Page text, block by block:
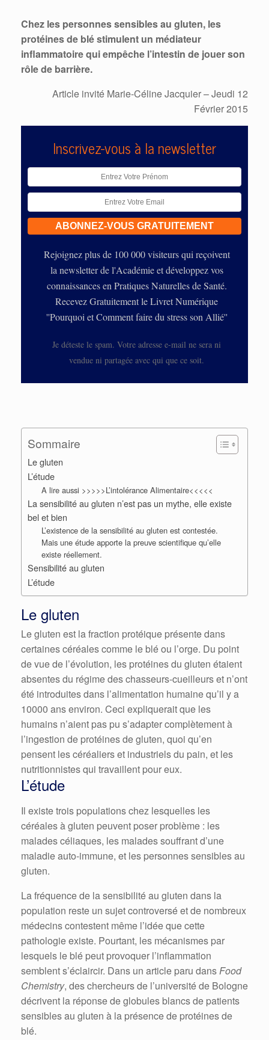
Chez les personnes sensibles au gluten, les
protéines de blé stimulent un médiateur
inflammatoire qui empêche l’intestin de jouer son
rôle de barrière.
Article invité Marie-Céline Jacquier– Jeudi 12
Février 2015
Inscrivez-vous à la newsletter
Rejoignez plus de 100 000 visiteurs qui reçoivent
la newsletter de l'Académie et développez vos
connaissances en Pratiques Naturelles de Santé.
Recevez Gratuitement le Livret Numérique
''Pourquoi et Comment faire du stress son Allié''
Je déteste le spam. Votre adresse e-mail ne sera ni
vendue ni partagée avec qui que ce soit.
Sommaire
Le gluten
L’étude
A lire aussi >>>>>L’intolérance Alimentaire<<<<<
La sensibilité au gluten n’est pas un mythe, elle existe
bel et bien
L’existence de la sensibilité au gluten est contestée.
Mais une étude apporte la preuve scientifique qu’elle
existe réellement.
Sensibilité au gluten
L’étude
Le gluten
Le gluten est la fraction protéique présente dans
certaines céréales comme le blé ou l’orge. Du point
de vue de l’évolution, les protéines du gluten étaient
absentes du régime des chasseurs-cueilleurs et n’ont
été introduites dans l’alimentation humaine qu’il y a
10000 ans environ. Ceci expliquerait que les
humains n’aient pas pu s’adapter complètement à
l’ingestion de protéines de gluten, quoi qu’en
pensent les céréaliers et industriels du pain, et les
nutritionnistes qui travaillent pour eux.
L’étude
Il existe trois populations chez lesquelles les
céréales à gluten peuvent poser problème : les
malades céliaques, les malades souffrant d’une
maladie auto-immune, et les personnes sensibles au
gluten.
La fréquence de la sensibilité au gluten dans la
population reste un sujet controversé et de nombreux
médecins contestent même l’idée que cette
pathologie existe. Pourtant, les mécanismes par
lesquels le blé peut provoquer l’inflammation
semblent s’éclaircir. Dans un article paru dans Food
Chemistry, des chercheurs de l’université de Bologne
décrivent la réponse de globules blancs de patients
sensibles au gluten à la présence de protéines de
blé.